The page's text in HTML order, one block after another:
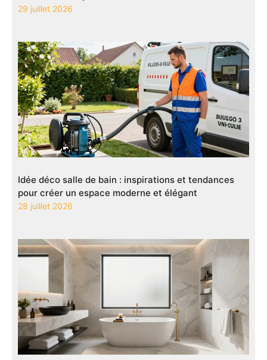
29 juillet 2026
Idée déco salle de bain : inspirations et tendances
pour créer un espace moderne et élégant
28 juillet 2026